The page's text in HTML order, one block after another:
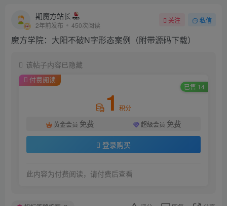
期魔方站长
2年前发布 450次阅读
关注 私信
魔方学院：大阳不破N字形态案例（附带源码下载）
该帖子内容已隐藏
付费阅读
已售 14
1 积分
黄金会员 免费 超级会员 免费
登录购买
此内容为付费阅读，请付费后查看